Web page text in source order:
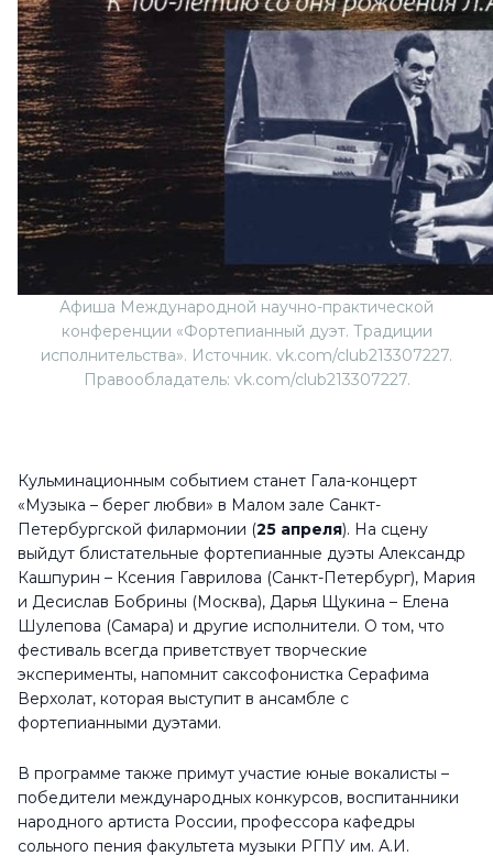
Афиша Международной научно-практической
конференции «Фортепианный дуэт. Традиции
исполнительства». Источник. vk.com/club213307227.
Правообладатель: vk.com/club213307227.
Кульминационным событием станет Гала-концерт
«Музыка – берег любви» в Малом зале Санкт-
Петербургской филармонии (25 апреля). На сцену
выйдут блистательные фортепианные дуэты Александр
Кашпурин – Ксения Гаврилова (Санкт-Петербург), Мария
и Десислав Бобрины (Москва), Дарья Щукина – Елена
Шулепова (Самара) и другие исполнители. О том, что
фестиваль всегда приветствует творческие
эксперименты, напомнит саксофонистка Серафима
Верхолат, которая выступит в ансамбле с
фортепианными дуэтами.
В программе также примут участие юные вокалисты –
победители международных конкурсов, воспитанники
народного артиста России, профессора кафедры
сольного пения факультета музыки РГПУ им. А.И.